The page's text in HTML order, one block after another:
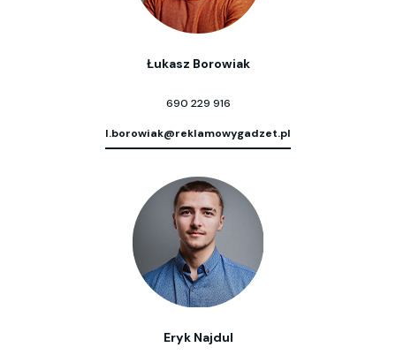
Łukasz Borowiak
690 229 916
l.borowiak@reklamowygadzet.pl
Eryk Najdul